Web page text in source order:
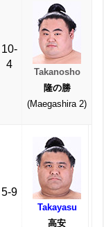
10-
4
Takanosho
隆の勝
(Maegashira 2)
5-9
Takayasu
高安